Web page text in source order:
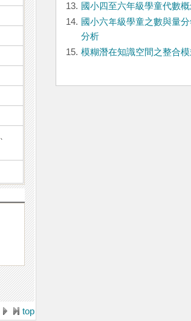
top
13. 國小四至六年級學童代數
14. 國小六年級學童之數與量
分析
15. 模糊潛在知識空間之整合